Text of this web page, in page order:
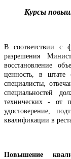
Курсы
В соответствии с
разрешения
восстановление
ценность, в штате
специалисты,
специальностей
технических - от
удостоверение,
квалификации в
Повышение